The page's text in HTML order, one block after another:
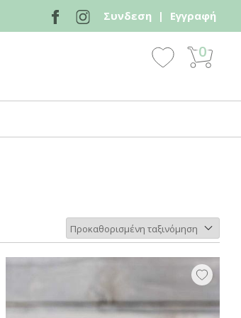
Συνδεση | Εγγραφή
0